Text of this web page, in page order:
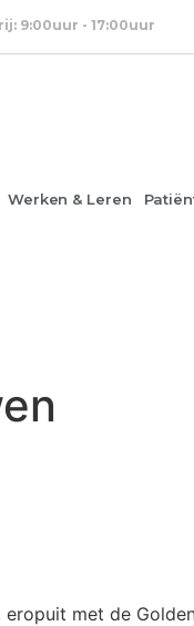
9:00uur - 17:00uur
Werken & Leren
met de